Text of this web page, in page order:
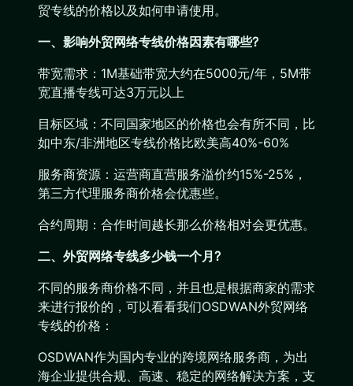
贸专线的价格以及如何申请使用。
一、影响外贸网络专线价格因素有哪些?
带宽需求：1M基础带宽大约在5000元/年，5M带
宽直播专线可达3万元以上
目标区域：不同国家地区的价格也会有所不同，比
如中东/非洲地区专线价格比欧美高40%-60%
服务商资源：运营商直营服务溢价约15%-25%，
第三方代理服务商价格会优惠些。
合约周期：合作时间越长那么价格相对会更优惠。
二、外贸网络专线多少钱一个月?
不同的服务商价格不同，并且也是根据商家的需求
来进行报价的，可以看看我们OSDWAN外贸网络
专线的价格：
OSDWAN作为国内专业的跨境网络服务商，为出
海企业提供合规、高速、稳定的网络解决方案，支